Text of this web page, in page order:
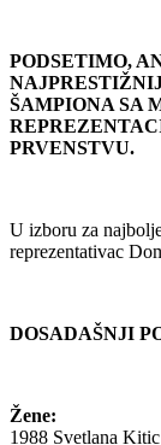
PODSETIMO,
ŠAMPIONA SA
PRVENSTVU.
U izboru za
reprezentativac
DOSADAŠNJI
Žene:
1988 Svetlana